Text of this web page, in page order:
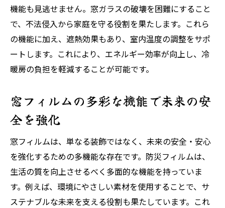
機能も見逃せません。窓ガラスの破壊を困難にすること
で、不法侵入から家庭を守る役割を果たします。これら
の機能に加え、遮熱効果もあり、室内温度の調整をサポ
ートします。これにより、エネルギー効率が向上し、冷
暖房の負担を軽減することが可能です。
窓フィルムの多彩な機能で未来の安
全を強化
窓フィルムは、単なる装飾ではなく、未来の安全・安心
を強化するための多機能な存在です。防災フィルムは、
生活の質を向上させるべく多面的な機能を持っていま
す。例えば、環境にやさしい素材を使用することで、サ
ステナブルな未来を支える役割も果たしています。これ